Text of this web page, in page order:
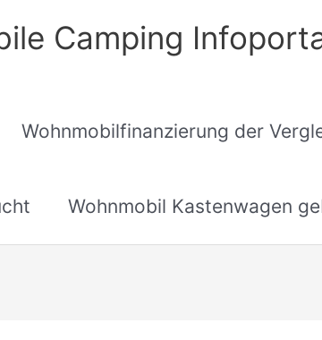
Camping
Wohnmobilfinanzierung der
Wohnmobil Kastenwagen